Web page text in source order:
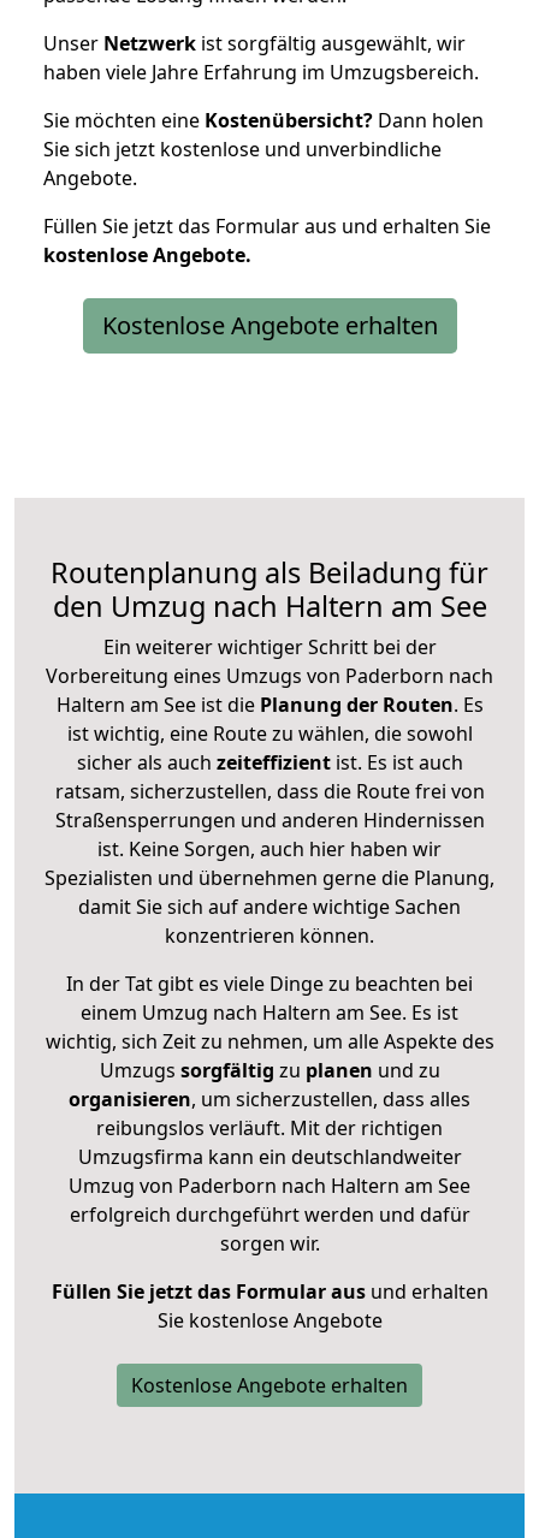
Unser Netzwerk ist sorgfältig ausgewählt, wir
haben viele Jahre Erfahrung im Umzugsbereich.
Sie möchten eine Kostenübersicht? Dann holen
Sie sich jetzt kostenlose und unverbindliche
Angebote.
Füllen Sie jetzt das Formular aus und erhalten Sie
kostenloseAngebote.
Kostenlose Angebote erhalten
Routenplanung als Beiladung für
den Umzug nach Haltern am See
Ein weiterer wichtiger Schritt bei der
Vorbereitung eines Umzugs von Paderborn nach
Haltern am See ist diePlanung der Routen. Es
ist wichtig, eine Route zu wählen, die sowohl
sicher als auch zeiteffizientist. Es ist auch
ratsam, sicherzustellen, dass die Route frei von
Straßensperrungen und anderen Hindernissen
ist. Keine Sorgen, auch hier haben wir
Spezialisten und übernehmen gerne die Planung,
damit Sie sich auf andere wichtige Sachen
konzentrieren können.
In der Tat gibt es viele Dinge zu beachten bei
einem Umzug nach Haltern am See. Es ist
wichtig, sich Zeit zu nehmen, um alle Aspekte des
Umzugs sorgfältig zu planen und zu
organisieren, um sicherzustellen, dass alles
reibungslos verläuft. Mit der richtigen
Umzugsfirma kann ein deutschlandweiter
Umzug von Paderborn nach Haltern am See
erfolgreich durchgeführt werden und dafür
sorgen wir.
Füllen Sie jetzt das Formular ausund erhalten
Sie kostenlose Angebote
Kostenlose Angebote erhalten